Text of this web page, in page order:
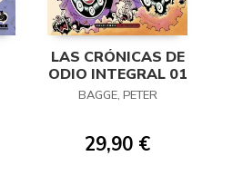
LAS CRÓNICAS DE
ODIO INTEGRAL 01
BAGGE, PETER
29,90 €